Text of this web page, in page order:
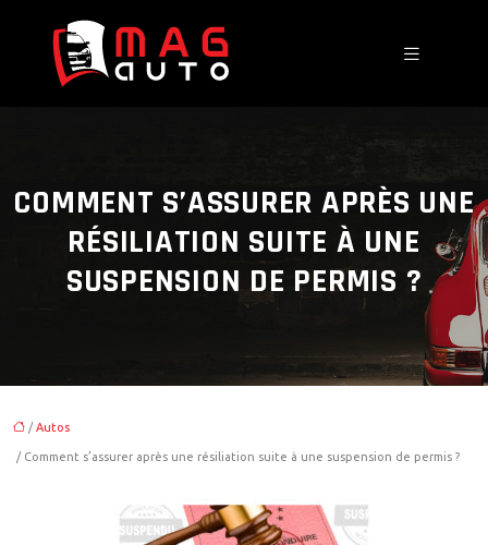
COMMENT S’ASSURER APRÈS UNE
RÉSILIATION SUITE À UNE
SUSPENSION DE PERMIS ?
/Autos
/ Comment s’assurer après une résiliation suite à une suspension de permis ?